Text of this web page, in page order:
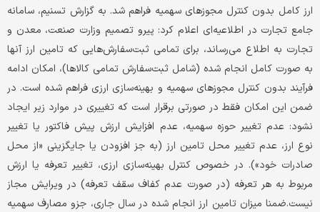
ارز کامل بدون کنترل مجوزهای سهمیه فراهم شد. به گزارش تسنیم، سامانه
جامع تجارت در اطلاعیه‌ای اعلام کرد: پیرو تصمیم وزارت صنعت، معدن و
تجارت به اطلاع می‌رساند، برای تمامی ثبت‌سفارش‌هایی که تامین ارز آنها
به صورت کامل انجام شده (شامل ثبت‌سفارش تمامی کالاها)، امکان ادامه
فرآیند بدون کنترل مجوزهای سهمیه و بهینه‌سازی ارزی فراهم شده است. در
ضمن این امکان فقط در صورتی برقرار است که تغییری در موارد زیر ایجاد
نشود: عدم تغییر حوزه سهمیه، عدم افزایش ارزش پیش فاکتور یا تغییر
نوع ارز، عدم تغییر محل تامین ارز (به جز افزودن یا جایگزینی «از محل
صادرات خود»). در خصوص کنترل بهینه‌سازی ارزی، تغییر تعرفه یا ارزش
مربوط به هر تعرفه (در صورت عدم کفاف سقف تعرفه) در ویرایش مجاز
نیست.ضمنا میزان تامین ارز انجام شده در سال جاری، جزو مصارف سهمیه